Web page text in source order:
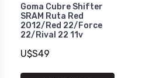
Goma Cubre Shifter
SRAM Ruta Red
2012/Red 22/Force
22/Rival 22 11v
U$S49